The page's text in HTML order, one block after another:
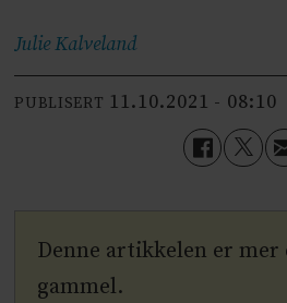
JulieKalveland
PUBLISERT 11.10.2021 - 08:10
Denne artikkelen er mer
gammel.